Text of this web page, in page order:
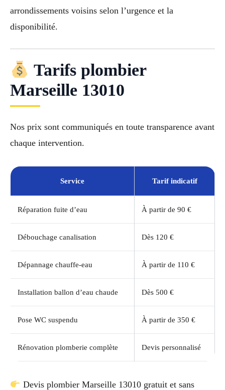
arrondissements voisins selon l’urgence et la
disponibilité.
Tarifs plombier
Marseille 13010
Nos prix sont communiqués en toute transparence avant
chaque intervention.
Service Tarif indicatif
Réparation fuite d’eau À partir de 90 €
Débouchage canalisation Dès 120 €
Dépannage chauffe-eau À partir de 110 €
Installation ballon d’eau chaude Dès 500 €
Pose WC suspendu À partir de 350 €
Rénovation plomberie complète Devis personnalisé
Devis plombier Marseille 13010 gratuit et sans